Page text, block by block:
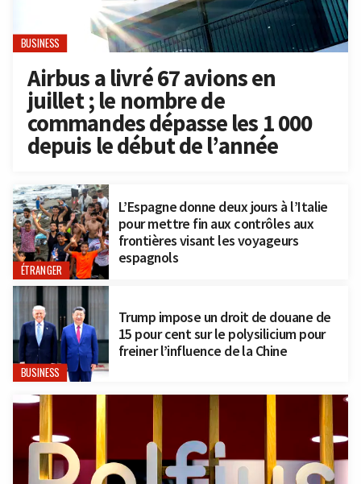
BUSINESS
Airbus a livré 67 avions en
juillet ; le nombre de
commandes dépasse les 1 000
depuis le début de l’année
ÉTRANGER
L’Espagne donne deux jours à l’Italie
pour mettre fin aux contrôles aux
frontières visant les voyageurs
espagnols
BUSINESS
Trump impose un droit de douane de
15 pour cent sur le polysilicium pour
freiner l’influence de la Chine